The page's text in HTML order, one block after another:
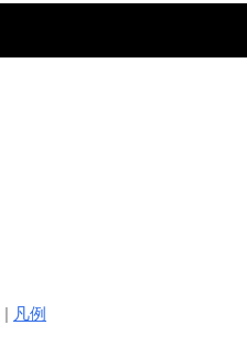
| 凡例